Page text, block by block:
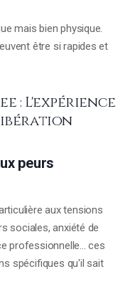
mais bien physique.
être si rapides et
: L'expérience
peurs
aux tensions
sociales, anxiété de
professionnelle... ces
spécifiques qu'il sait